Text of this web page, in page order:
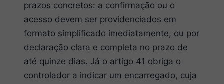
prazos concretos: a confirmação ou o
acesso devem ser providenciados em
formato simplificado imediatamente, ou por
declaração clara e completa no prazo de
até quinze dias. Já o artigo 41 obriga o
controlador a indicar um encarregado, cuja